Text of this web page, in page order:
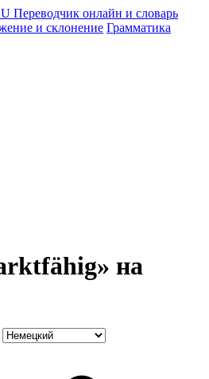
и склонение Грамматика
на